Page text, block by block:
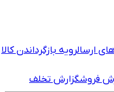
رویه بازگرداندن کالا
گزارش تخلف